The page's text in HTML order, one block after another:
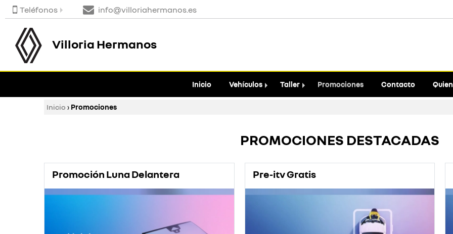
Teléfonos info@villoriahermanos.es
Villoria Hermanos
Inicio Vehículos Taller Promociones Contacto
Inicio › Promociones
PROMOCIONES DESTACADAS
Promoción Luna Delantera Pre-itv Gratis